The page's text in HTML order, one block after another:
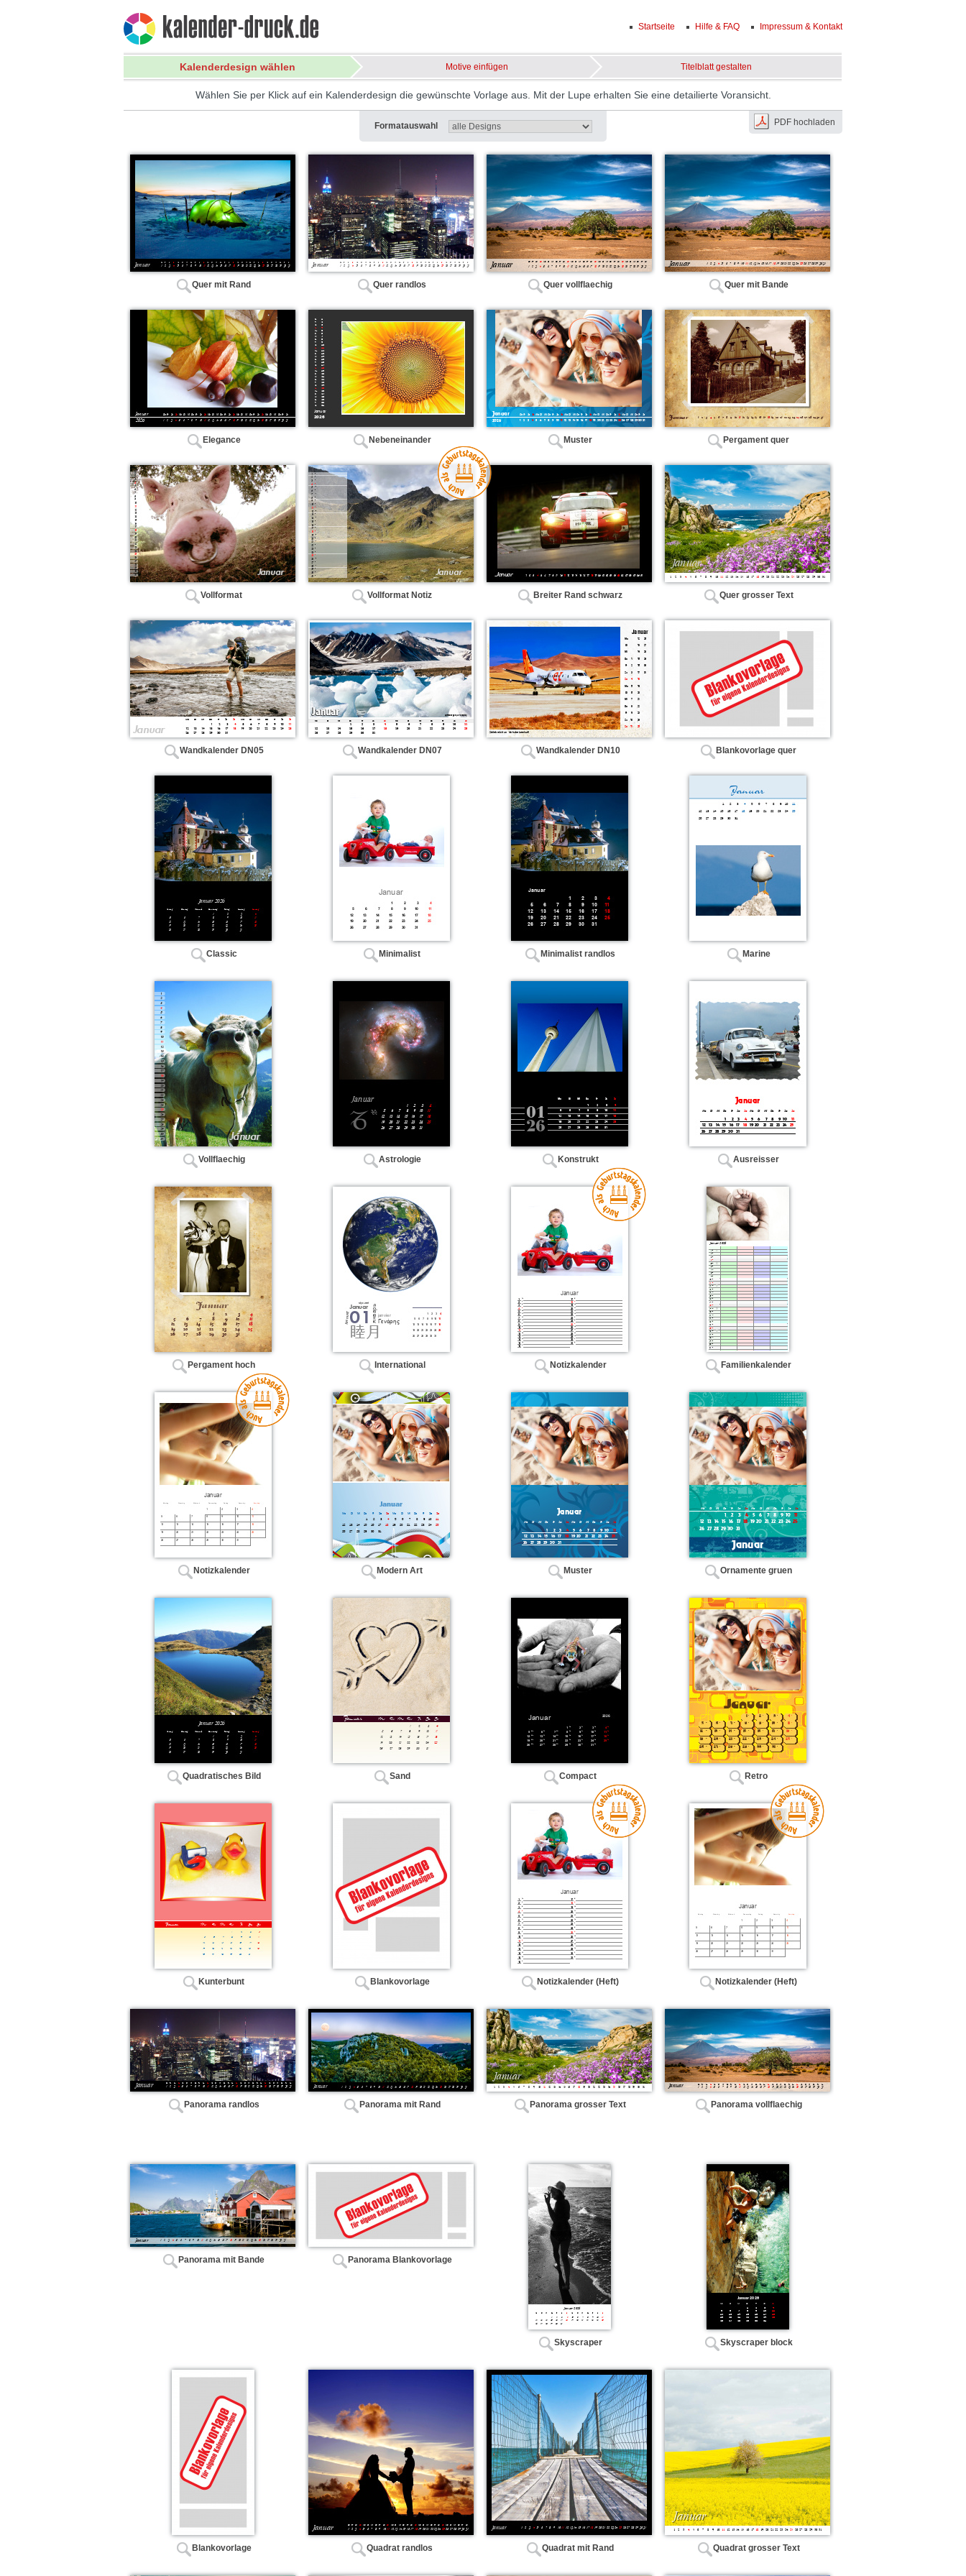
Startseite Hilfe & FAQ Impressum & Kontakt
Kalenderdesign wählen Motive einfügen Titelblatt gestalten
Wählen Sie per Klick auf ein Kalenderdesign die gewünschte Vorlage aus. Mit der Lupe erhalten Sie eine detailierte Voransicht.
PDF hochladen
Formatauswahl
Quer mit Rand Quer randlos Quer vollflaechig Quer mit Bande
Elegance Nebeneinander Muster Pergament quer
Vollformat Vollformat Notiz Breiter Rand schwarz Quer grosser Text
Wandkalender DN05 Wandkalender DN07 Wandkalender DN10 Blankovorlage quer
Classic Minimalist Minimalist randlos Marine
Vollflaechig Astrologie Konstrukt Ausreisser
Pergament hoch International Notizkalender Familienkalender
Notizkalender Modern Art Muster Ornamente gruen
Quadratisches Bild Sand Compact Retro
Kunterbunt Blankovorlage Notizkalender (Heft) Notizkalender (Heft)
Panorama randlos Panorama mit Rand Panorama grosser Text Panorama vollflaechig
Panorama mit Bande Panorama Blankovorlage
Skyscraper Skyscraper block
Blankovorlage Quadrat randlos Quadrat mit Rand Quadrat grosser Text